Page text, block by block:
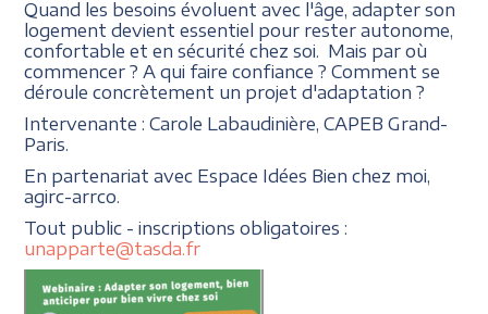
Quand les besoins évoluent avec l'âge, adapter son
logement devient essentiel pour rester autonome,
confortable et en sécurité chez soi. Mais par où
commencer ? A qui faire confiance ? Comment se
déroule concrètement un projet d'adaptation ?
Intervenante : Carole Labaudinière, CAPEB Grand-
Paris.
En partenariat avec Espace Idées Bien chez moi,
agirc-arrco.
Tout public - inscriptions obligatoires :
unapparte@tasda.fr